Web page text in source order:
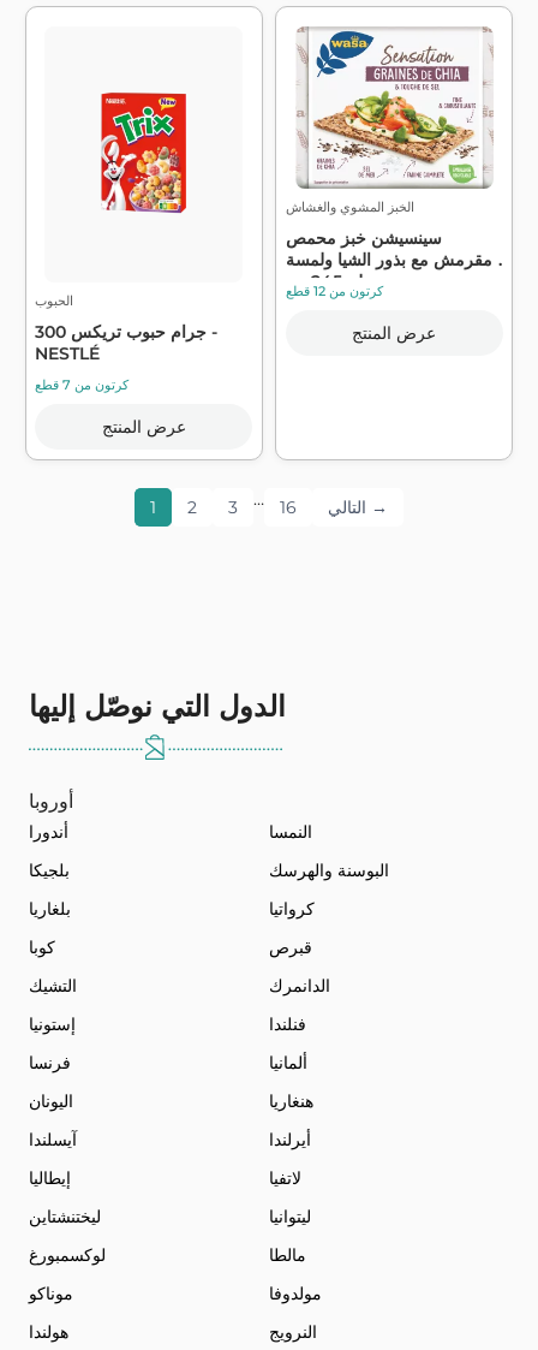
الحبوب
300 جرام حبوب تريكس -
NESTLÉ
كرتون من 7 قطع
عرض المنتج
الخبز المشوي والغشاش
سينسيشن خبز محمص
مقرمش مع بذور الشيا ولمسة
كرتون من 12 قطع
عرض المنتج
1 2 3 … 16 التالي →
الدول التي نوصّل إليها
أوروبا
أندورا
النمسا
بلجيكا
البوسنة والهرسك
بلغاريا
كرواتيا
كوبا
قبرص
التشيك
الدانمرك
إستونيا
فنلندا
فرنسا
ألمانيا
اليونان
هنغاريا
آيسلندا
أيرلندا
إيطاليا
لاتفيا
ليختنشتاين
ليتوانيا
لوكسمبورغ
مالطا
موناكو
مولدوفا
هولندا
النرويج